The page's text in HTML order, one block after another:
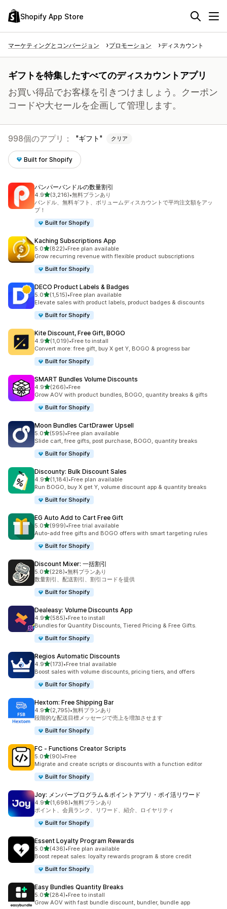
Shopify App Store
マーケティングとコンバージョン プロモーション ディスカウント
ギフトを特集したすべてのディスカウントアプリ
お買い得品でお客様を引きつけましょう。クーポン
コードや大セールを企画して管理します。
998個のアプリ： ギフト クリア
Built for Shopify
パンパーバンドルの数量割引
4.95つ星中
(3,216)
合計レビュー数：3216件
•無料プランあり
バンドル、無料ギフト、ボリュームディスカウントで平均注文額をアッ
プ！
Built for Shopify
Kaching Subscriptions App
5.05つ星中
(822)
合計レビュー数：822件
•Free plan available
Grow recurring revenue with flexible product subscriptions
Built for Shopify
DECO Product Labels & Badges
5.05つ星中
(1,515)
合計レビュー数：1515件
•Free plan available
Elevate sales with product labels, product badges & discounts
Built for Shopify
Kite Discount, Free Gift, BOGO
4.95つ星中
(1,019)
合計レビュー数：1019件
•Free to install
Convert more: free gift, buy X get Y, BOGO & progress bar
Built for Shopify
SMART Bundles Volume Discounts
4.95つ星中
(266)
合計レビュー数：266件
•Free
Grow AOV with product bundles, BOGO, quantity breaks & gifts
Built for Shopify
Moon Bundles CartDrawer Upsell
5.05つ星中
(595)
合計レビュー数：595件
•Free plan available
Slide cart, free gifts, post purchase, BOGO, quantity breaks
Built for Shopify
Discounty: Bulk Discount Sales
4.95つ星中
(1,184)
合計レビュー数：1184件
•Free plan available
Run BOGO, buy X get Y, volume discount app & quantity breaks
Built for Shopify
EG Auto Add to Cart Free Gift
5.05つ星中
(999)
合計レビュー数：999件
•Free trial available
Auto-add free gifts and BOGO offers with smart targeting rules
Built for Shopify
Discount Mixer: 一括割引
5.05つ星中
(228)
合計レビュー数：228件
•無料プランあり
数量割引、配送割引、割引コードを提供
Built for Shopify
Dealeasy: Volume Discounts App
4.95つ星中
(585)
合計レビュー数：585件
•Free to install
Bundles for Quantity Discounts, Tiered Pricing & Free Gifts.
Built for Shopify
Regios Automatic Discounts
4.95つ星中
(173)
合計レビュー数：173件
•Free trial available
Boost sales with volume discounts, pricing tiers, and offers
Built for Shopify
Hextom: Free Shipping Bar
4.95つ星中
(2,795)
合計レビュー数：2795件
•無料プランあり
段階的な配送目標メッセージで売上を増加させます
Built for Shopify
FC ‑ Functions Creator Scripts
5.05つ星中
(90)
合計レビュー数：90件
•Free
Migrate and create scripts or discounts with a function editor
Built for Shopify
Joy: メンバープログラム＆ポイントアプリ・ポイ活リワード
4.95つ星中
(1,698)
合計レビュー数：1698件
•無料プランあり
ポイント、会員ランク、リワード、紹介、ロイヤリティ
Built for Shopify
Essent Loyalty Program Rewards
5.05つ星中
(436)
合計レビュー数：436件
•Free plan available
Boost repeat sales: loyalty rewards program & store credit
Built for Shopify
Easy Bundles Quantity Breaks
5.05つ星中
(284)
合計レビュー数：284件
•Free to install
Grow AOV with fast bundle discount, bundler, bundle app